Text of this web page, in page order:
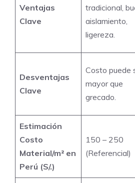
Ventajas
Clave
tradicional,
aislamiento,
ligereza.
Desventajas
Clave
Costo puede
mayor que
grecado.
Estimación
Costo
Material/m² en
Perú (S/.)
150 – 250
(Referencial)